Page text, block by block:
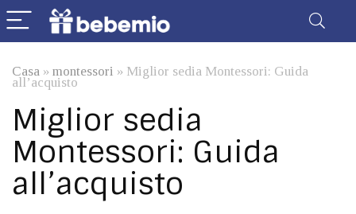
Casa » montessori » Miglior sedia Montessori: Guida
all’acquisto
Miglior sedia
Montessori: Guida
all’acquisto